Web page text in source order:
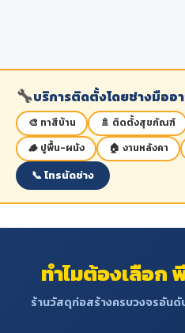
🔧บริการติดตั้งโดยช่างมืออ
🎨 ทาสีบ้าน 🚿 ติดตั้งสุขภัณฑ์
🪵 ปูพื้น-ผนัง
🏠 งานหลังคา
📞 โทรนัดช่าง
ทำไมต้องเลือก
ร้านวัสดุก่อสร้างครบวงจรอันดั